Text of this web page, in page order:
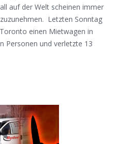
auf der Welt scheinen immer
Letzten Sonntag
einen Mietwagen in
Personen und verletzte 13